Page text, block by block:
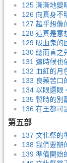
125 漸漸地變
126 向真身不
127 超乎想像
128 這真是意
129 吸血鬼的
130 總而言之
131 這時候也
132 血紅的月
133 良藥苦口
134 以眼還眼
135 暫時的別
136 在王都可
第五部
137 文化祭的
138 我們要辦
139 準備開始